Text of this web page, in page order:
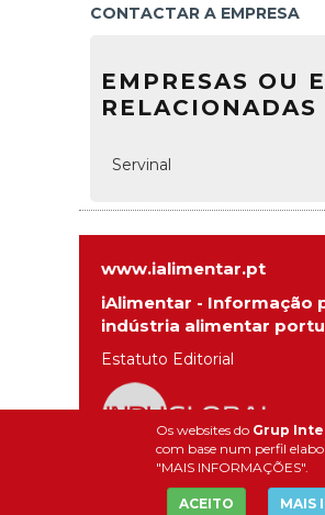
Os websites do Grup
com base num perfil
"MAIS INFORMAÇÕES".
ACEITO MAIS
CONTACTAR A EMPRESA
EMPRESAS OU
RELACIONADAS
Servinal
www.ialimentar.pt
iAlimentar - Informação
indústria alimentar
Estatuto Editorial